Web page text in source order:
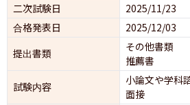
二次試験日
2025/11/23
合格発表日
2025/12/03
提出書類
その他書類
推薦書
試験内容
小論文や学科
面接